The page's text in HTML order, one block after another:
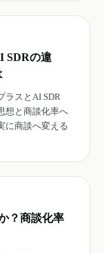
SDRの違
ラスとAI SDR
想と商談化率へ
に商談へ変える
？商談化率